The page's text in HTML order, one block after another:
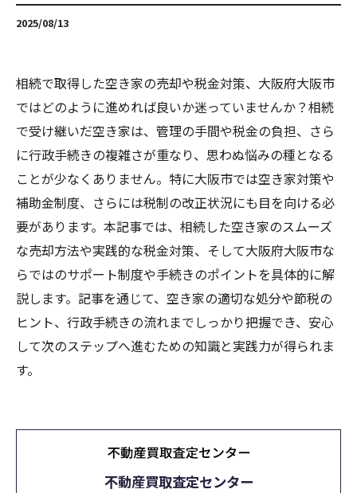
2025/08/13
相続で取得した空き家の売却や税金対策、大阪府大阪市
ではどのように進めれば良いか迷っていませんか？相続
で受け継いだ空き家は、管理の手間や税金の負担、さら
に行政手続きの複雑さが重なり、思わぬ悩みの種となる
ことが少なくありません。特に大阪市では空き家対策や
補助金制度、さらには税制の改正状況にも目を向ける必
要があります。本記事では、相続した空き家のスムーズ
な売却方法や実践的な税金対策、そして大阪府大阪市な
らではのサポート制度や手続きのポイントを具体的に解
説します。記事を通じて、空き家の適切な処分や節税の
ヒント、行政手続きの流れまでしっかり把握でき、安心
して次のステップへ進むための知識と実践力が得られま
す。
不動産買取査定センター